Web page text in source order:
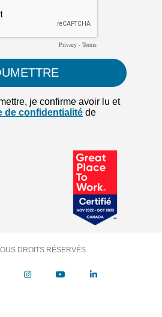
DROITS RÉSERVÉS